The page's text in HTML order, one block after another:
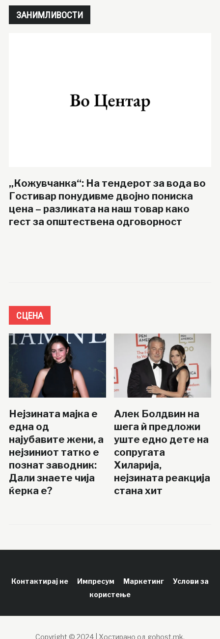
ЗАНИМЛИВОСТИ
„Кожувчанка“: На тендерот за вода во
Гостивар понудивме двојно пониска
цена – разликата на наш товар како
гест за општествена одговорност
СЦЕНА
Нејзината мајка е
една од
најубавите жени, а
нејзиниот татко е
познат заводник:
Дали знаете чија
ќерка е?
Алек Болдвин на
шега ѝ предложи
уште едно дете на
сопругата
Хиларија,
нејзината реакција
стана хит
Контактирај не Импресум Маркетинг
Услови за
користење
Copyright © 2024 | Хостирано од gohost.mk.